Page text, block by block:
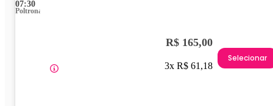
07:30
Poltrona
R$ 165,00
3x R$ 61,18
Selecionar